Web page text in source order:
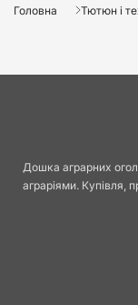
Головна Тютюн і
Дошка аграрних
аграріями. Купівля,